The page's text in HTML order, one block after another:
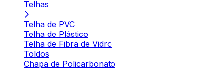
Telhas
Telha de PVC
Telha de Plástico
Telha de Fibra de Vidro
Toldos
Chapa de Policarbonato